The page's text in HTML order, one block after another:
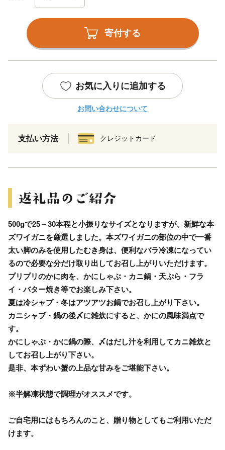
寄付する
お気に入りに追加する
お問い合わせについて
支払い方法 クレジットカード
500gで25～30本程と小振りなサイズとなりますが、新鮮な本
ズワイガニを厳選しました。本ズワイガニの部位の中で一番
太い脚のみを使用したむき身は、便利なバラ冷凍になってい
るので必要な分だけ取り出してお召し上がりいただけます。
プリプリのかに肉を、かにしゃぶ・カニ鍋・天ぷら・フラ
イ・バター焼き等でお楽しみ下さい。
夏は冷シャブ・冬はアツアツお鍋でお召し上がり下さい。
カニシャブ・鍋の後〆に雑炊にすると、かにの風味満点で
す。
かにしゃぶ・かに鍋の際、〆はだし汁を利用してカニ雑炊と
してお召し上がり下さい。
是非、本ずわい蟹の上品な甘みをご堪能下さい。
※半解凍状態で調理がオススメです。
ご自宅用にはもちろんのこと、贈り物としてもご利用いただ
けます。